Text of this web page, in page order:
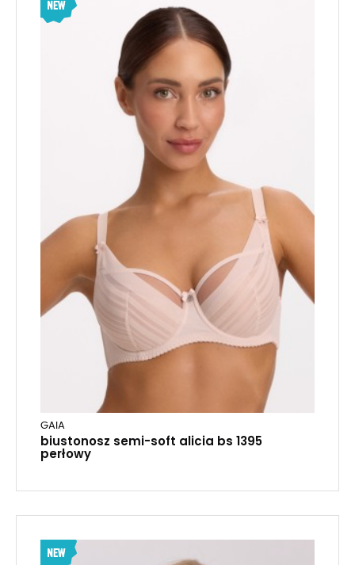
GAIA
biustonosz semi-soft alicia bs 1395
perłowy